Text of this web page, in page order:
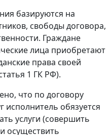
базируются на
свободы договора,
Граждане
лица приобретают
права своей
1 ГК РФ).
что по договору
исполнитель обязуется
услуги (совершить
осуществить